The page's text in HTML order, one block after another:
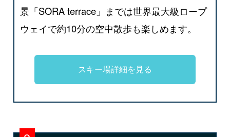
景「SORA terrace」までは世界最大級ロープ
ウェイで約10分の空中散歩も楽しめます。
スキー場詳細を見る